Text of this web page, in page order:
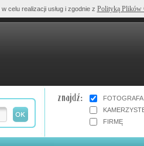
FOTOGRAFA
FIRMĘ
celu realizacji usług i zgodnie z Polityką Plików